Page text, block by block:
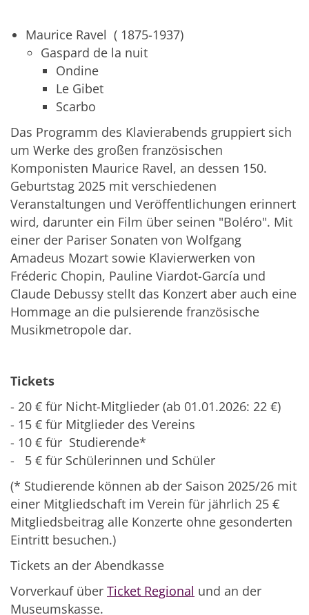
Maurice Ravel ( 1875-1937)
Gaspard de la nuit
Ondine
Le Gibet
Scarbo
Das Programm des Klavierabends gruppiert sich
um Werke des großen französischen
Komponisten Maurice Ravel, an dessen 150.
Geburtstag 2025 mit verschiedenen
Veranstaltungen und Veröffentlichungen erinnert
wird, darunter ein Film über seinen "Boléro". Mit
einer der Pariser Sonaten von Wolfgang
Amadeus Mozart sowie Klavierwerken von
Fréderic Chopin, Pauline Viardot-García und
Claude Debussy stellt das Konzert aber auch eine
Hommage an die pulsierende französische
Musikmetropole dar.
Tickets
- 20 € für Nicht-Mitglieder (ab 01.01.2026: 22 €)
- 15 € für Mitglieder des Vereins
- 10 € für Studierende*
- 5 € für Schülerinnen und Schüler
(* Studierende können ab der Saison 2025/26 mit
einer Mitgliedschaft im Verein für jährlich 25 €
Mitgliedsbeitrag alle Konzerte ohne gesonderten
Eintritt besuchen.)
Tickets an der Abendkasse
Vorverkauf über Ticket Regional und an der
Museumskasse.